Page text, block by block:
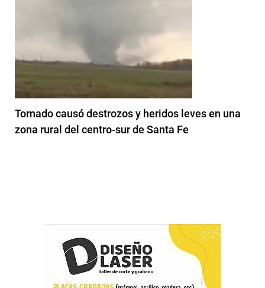
Tornado causó destrozos y heridos leves en una
zona rural del centro-sur de Santa Fe